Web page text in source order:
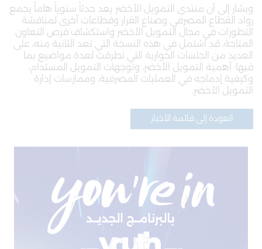
ويشار إلى أن منتدى التمويل الأخضر يعد حدثاً سنوياً هاماً يجمع
رواد القطاع المصرفي وصناع القرار وقطاعات أخرى لمناقشة
التطورات في مجال التمويل الأخضر واستكشاف فرص التعاون
المتاحة، قد اشتمل في هذه النسخة التي تعد الثانية منه، على
العديد من الجلسات الحوارية التي تطرقت لعدة مواضيع بما
فيها: أهمية التمويل الأخضر، وتوجهات التمويل المستدام،
وكيفية إدماجه في العمليات المصرفية، وممارسات إدارة
التمويل الأخضر.
العودة إلى قائمة الأخبار